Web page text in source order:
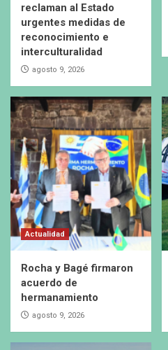
reclaman al Estado
urgentes medidas de
reconocimiento e
interculturalidad
agosto 9, 2026
Actualidad
Rocha y Bagé firmaron
acuerdo de
hermanamiento
agosto 9, 2026